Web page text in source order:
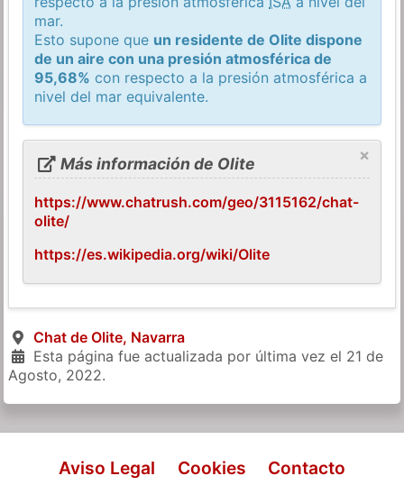
mar.
Esto supone que un residente de Olite dispone
de un aire con una presión atmosférica de
95,68% con respecto a la presión atmosférica a
nivel del mar equivalente.
×
Más información de Olite
https://www.chatrush.com/geo/3115162/chat-
olite/
https://es.wikipedia.org/wiki/Olite
Chat de Olite, Navarra
Esta página fue actualizada por última vez el 21 de
Agosto, 2022.
Aviso Legal Cookies Contacto